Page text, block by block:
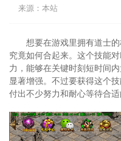
来源：本站
想要在游戏里拥有道士
究竟如何合起来。这个技能
力，能够在关键时刻短时间
显著增强。不过要获得这个
付出不少努力和耐心等待合适